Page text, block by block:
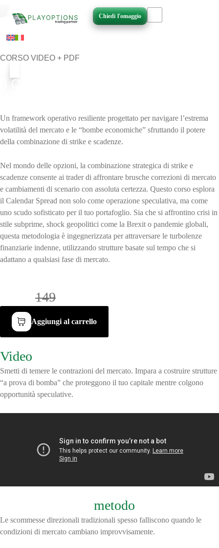
contenuto
Chiedi l'omaggio
CORSO VIDEO + PDF
Il Calendar Spread: Speculazione e
Un framework operativo resiliente progettato per navigare l’estrema
volatilità del mercato e le “bombe economiche” sfruttando il potere
della combinazione di strike e scadenze.
Nel mondo delle opzioni, la combinazione strategica di strike e
scadenze consente ai trader di affrontare brusche correzioni di mercato
e cambiamenti di scenario con assoluta certezza. Questo corso esplora
il Calendar Spread non solo come operazione speculativa, ma come
uno scudo sofisticato per il tuo portafoglio. Sia che si affrontino crisi in
stile subprime, shock geopolitici come la Brexit o pandemie globali,
questa metodologia è ingegnerizzata per attraversare le turbolenze
finanziarie indenne, utilizzando strutture basate sul tempo che si
adattano a qualsiasi fase di mercato.
149
Aggiungi al carrello
Video
Smetti di temere le contrazioni del mercato. Impara a costruire strutture
“a prova di bomba” che proteggono il tuo capitale mentre colgono
opportunità speculative.
metodo
Le scommesse direzionali tradizionali spesso falliscono quando le
condizioni di mercato cambiano improvvisamente.